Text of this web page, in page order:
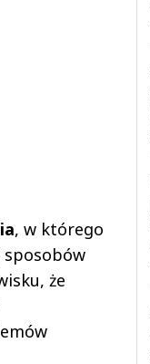
, w którego
sposobów
że